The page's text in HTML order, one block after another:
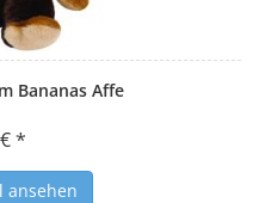
Bananas Affe
*
ansehen